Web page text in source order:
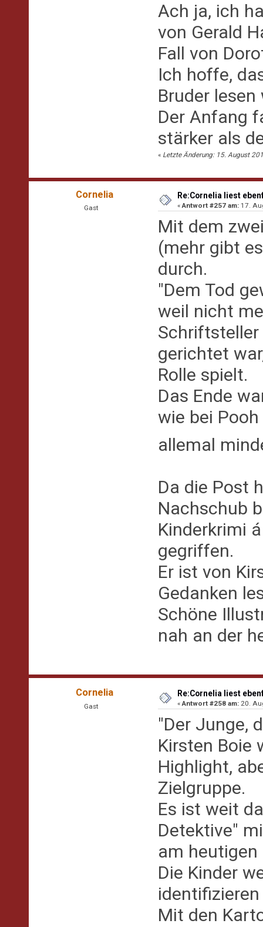
Ach ja, ich
von Gerald
Fall von
Ich hoffe,
Bruder lesen
Der Anfang
stärker als
« Letzte Änderung: 15. August
Cornelia
Gast
Re:Cornelia liest
«Antwort #257 am: 17.
Mit dem
(mehr gibt
durch.
"Dem Tod
weil nicht
Schriftsteller
gerichtet
Rolle spielt.
Das Ende
wie bei
allemal
Da die Post
Nachschub
Kinderkrimi
gegriffen.
Er ist von
Gedanken
Schöne
nah an der
Cornelia
Gast
Re:Cornelia liest
«Antwort #258 am: 20.
"Der Junge,
Kirsten Boie
Highlight,
Zielgruppe.
Es ist weit
Detektive"
am heutigen
Die Kinder
Mit den